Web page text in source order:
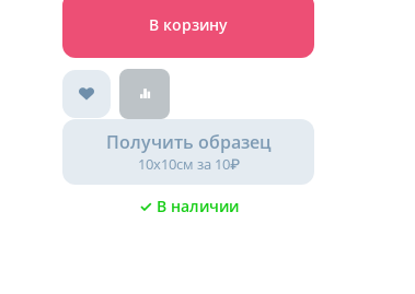
В корзину
Получить образец
10х10см за 10₽
✓ В наличии